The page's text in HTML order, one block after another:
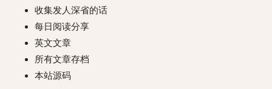
收集发人深省的话
每日阅读分享
英文文章
所有文章存档
本站源码